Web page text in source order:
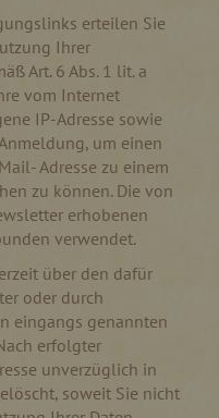
erteilen Sie
Ihrer
Art. 6 Abs. 1 lit. a
vom Internet
IP-Adresse sowie
um einen
Adresse zu einem
zu können. Die von
erhobenen
verwendet.
über den dafür
oder durch
eingangs genannten
erfolgter
unverzüglich in
soweit Sie nicht